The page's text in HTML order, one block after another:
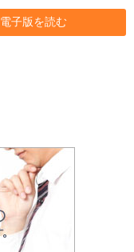
電子版を読む